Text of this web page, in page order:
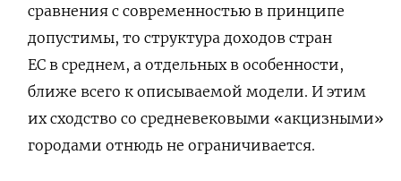
сравнения с современностью в принципе
допустимы, то структура доходов стран
ЕС в среднем, а отдельных в особенности,
ближе всего к описываемой модели. И этим
их сходство со средневековыми «акцизными»
городами отнюдь не ограничивается.